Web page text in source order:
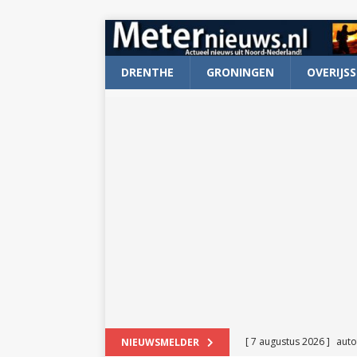
DRENTHE GRONINGEN
NIEUWSMELDER [ 7 augustus 2026 ]